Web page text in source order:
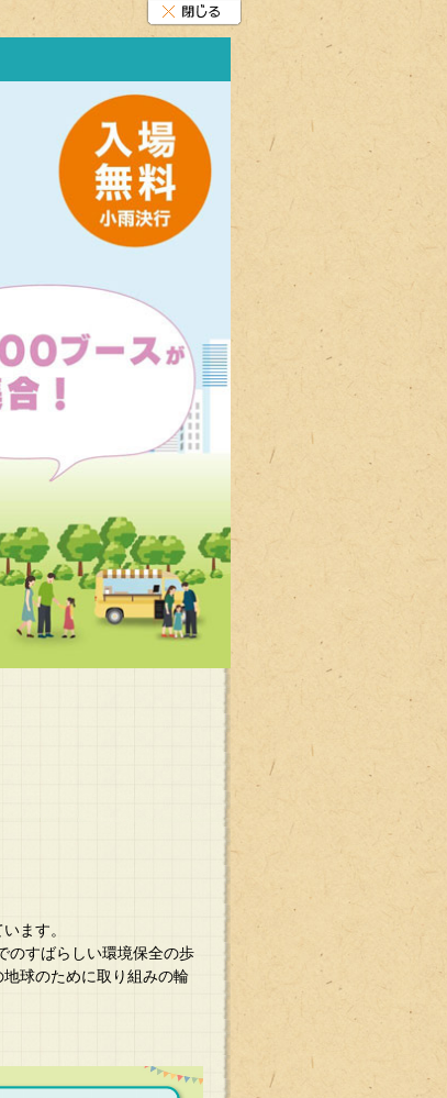
ます。​
のすばらしい環境保全の歩
球のために取り組みの輪